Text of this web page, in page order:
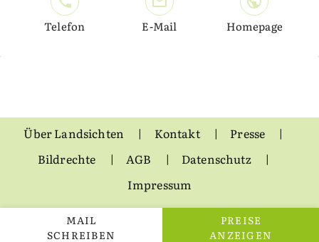
MAIL
SCHREIBEN
PREISE
ANZEIGEN
Telefon E-Mail Homepage
Über Landsichten Kontakt
Presse
Bildrechte
AGB
Datenschutz
Impressum